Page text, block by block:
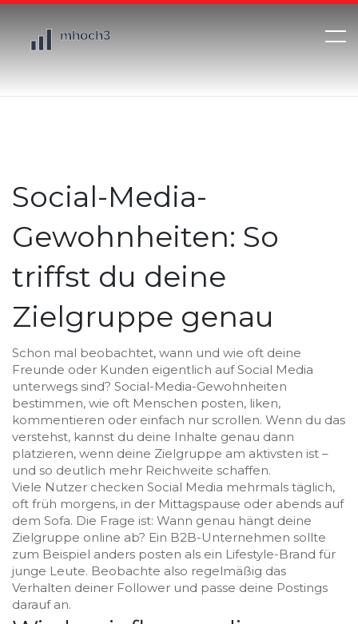
Social-Media-
Gewohnheiten: So
triffst du deine
Zielgruppe genau
Schon mal beobachtet, wann und wie oft deine
Freunde oder Kunden eigentlich auf Social Media
unterwegs sind? Social-Media-Gewohnheiten
bestimmen, wie oft Menschen posten, liken,
kommentieren oder einfach nur scrollen. Wenn du das
verstehst, kannst du deine Inhalte genau dann
platzieren, wenn deine Zielgruppe am aktivsten ist –
und so deutlich mehr Reichweite schaffen.
Viele Nutzer checken Social Media mehrmals täglich,
oft früh morgens, in der Mittagspause oder abends auf
dem Sofa. Die Frage ist: Wann genau hängt deine
Zielgruppe online ab? Ein B2B-Unternehmen sollte
zum Beispiel anders posten als ein Lifestyle-Brand für
junge Leute. Beobachte also regelmäßig das
Verhalten deiner Follower und passe deine Postings
darauf an.